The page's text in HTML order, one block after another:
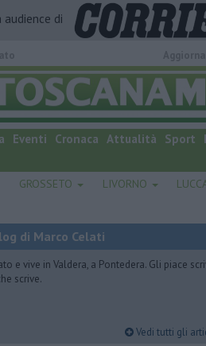
di
Eventi Cronaca Attualità Sport
GROSSETO LIVORNO
di Marco Celati
e vive in Valdera, a Pontedera. Gli piace
scrive.
Vedi tutti gli